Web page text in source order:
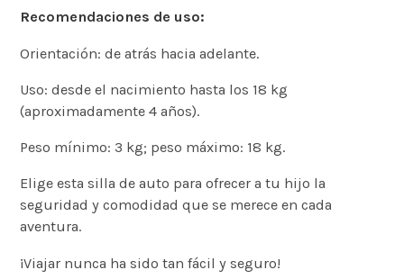
Recomendaciones de uso:
Orientación: de atrás hacia adelante.
Uso: desde el nacimiento hasta los 18 kg
(aproximadamente 4 años).
Peso mínimo: 3 kg; peso máximo: 18 kg.
Elige esta silla de auto para ofrecer a tu hijo la
seguridad y comodidad que se merece en cada
aventura.
¡Viajar nunca ha sido tan fácil y seguro!